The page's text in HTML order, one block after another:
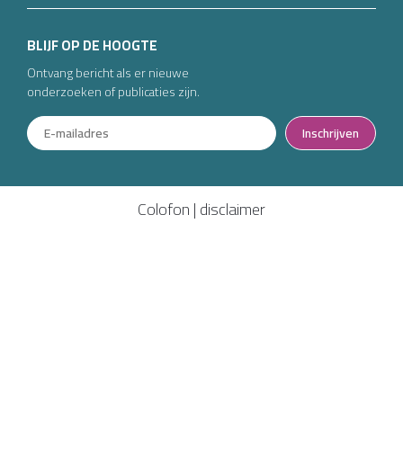
BLIJF OP DE HOOGTE
Ontvang bericht als er nieuwe
onderzoeken of publicaties zijn.
Inschrijven
Colofon|disclaimer